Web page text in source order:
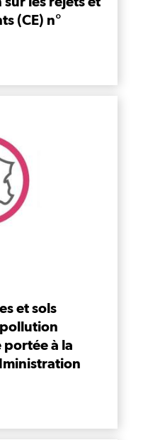
(CE) n°
et sols
pollution
portée à la